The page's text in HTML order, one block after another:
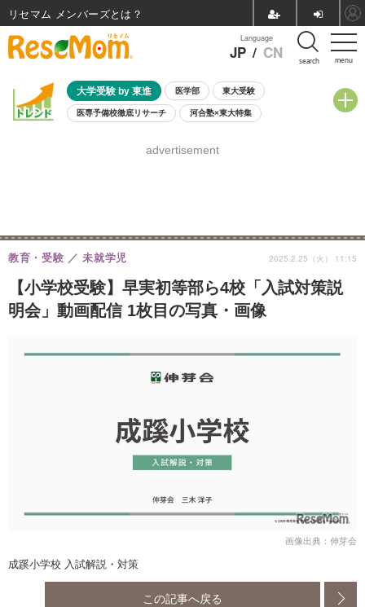
menu
Language
JP / CN search
大学受験 by 東進 医学部 東大受験
医専予備校徹底リサーチ 河合塾×東大特集
8月開催学校説明会・相談会
advertisement
【小学校受験】早実初等部ら4校「入試対策説
明会」動画配信 1枚目の写真・画像
教育・受験 未就学児 2025.2.25（火） 11:15
画像出典：伸芽会
成蹊小学校 入試解説・対策
この記事へ戻る
リセマム メンバーズ